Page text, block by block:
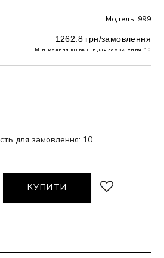
Модель: 999
1262.8 грн/замовлення
Мінімальна кількість для замовлення: 10
для замовлення: 10
КУПИТИ